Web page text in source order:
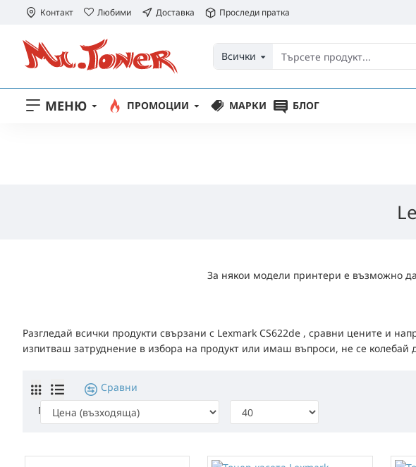
Контакт Любими Доставка Проследи пратка
Всички
МЕНЮ ПРОМОЦИИ МАРКИ БЛОГ
За някои модели принтери е възможно
Разгледай всички продукти свързани с Lexmark CS622de , сравни цените и
изпитваш затруднение в избора на продукт или имаш въпроси, не се
Сравни
Подреди по:
Покажи: